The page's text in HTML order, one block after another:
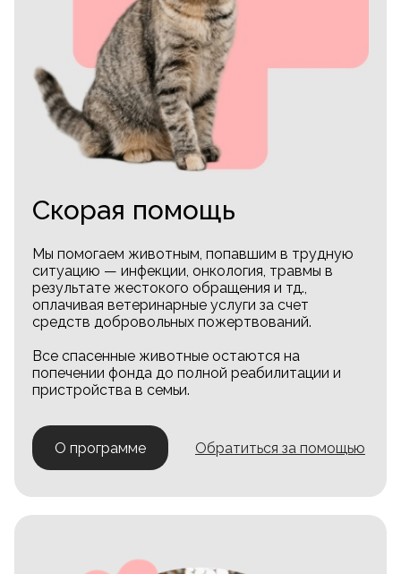
Скорая помощь
Мы помогаем животным, попавшим в трудную
ситуацию — инфекции, онкология, травмы в
результате жестокого обращения и тд.,
оплачивая ветеринарные услуги за счет
средств добровольных пожертвований.
Все спасенные животные остаются на
попечении фонда до полной реабилитации и
пристройства в семьи.
О программе Обратиться за помощью